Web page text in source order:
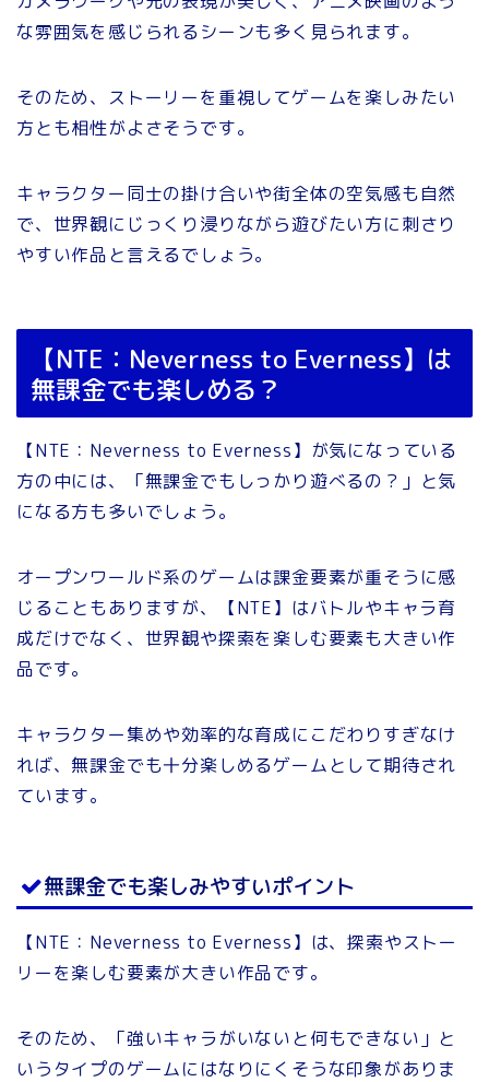
な雰囲気を感じられるシーンも多く見られます。
そのため、ストーリーを重視してゲームを楽しみたい
方とも相性がよさそうです。
キャラクター同士の掛け合いや街全体の空気感も自然
で、世界観にじっくり浸りながら遊びたい方に刺さり
やすい作品と言えるでしょう。
【NTE：Neverness to Everness】は
無課金でも楽しめる？
【NTE：Neverness to Everness】が気になっている
方の中には、「無課金でもしっかり遊べるの？」と気
になる方も多いでしょう。
オープンワールド系のゲームは課金要素が重そうに感
じることもありますが、【NTE】はバトルやキャラ育
成だけでなく、世界観や探索を楽しむ要素も大きい作
品です。
キャラクター集めや効率的な育成にこだわりすぎなけ
れば、無課金でも十分楽しめるゲームとして期待され
ています。
無課金でも楽しみやすいポイント
【NTE：Neverness to Everness】は、探索やストー
リーを楽しむ要素が大きい作品です。
そのため、「強いキャラがいないと何もできない」と
いうタイプのゲームにはなりにくそうな印象がありま